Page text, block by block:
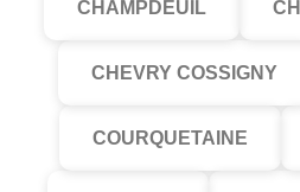
CHAMPDEUIL
CHEVRY COSSIGNY
COURQUETAINE